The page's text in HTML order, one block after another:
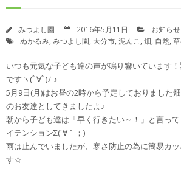
苦情解決の状況報告
決算報告書
登園届・意見書ダウンロード
みつよし園 2016年5月11日
お知らせ
ぬかるみ みつよし園 大分市 泥んこ 畑 自然
いつも元気な子ども達の声が鳴り響いています
ですヽ(ﾟ∀ﾟ)ﾉ ♪
5月9日(月)はお昼の2時から予定しておりました
のお友達としてきましたよ♪
朝から子ども達は「早く行きたい～！」と言っ
イテンションΣ(´∀｀；)
雨は止んでいましたが、寒さ防止の為に簡易カ
す☆